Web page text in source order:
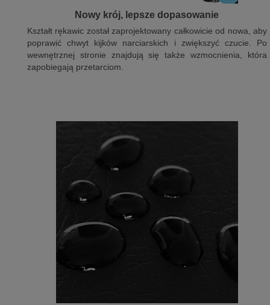
Nowy krój, lepsze dopasowanie
Kształt rękawic został zaprojektowany całkowicie od nowa, aby
poprawić chwyt kijków narciarskich i zwiększyć czucie. Po
wewnętrznej stronie znajdują się także wzmocnienia, która
zapobiegają przetarciom.